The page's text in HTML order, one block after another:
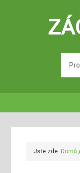
Jste zde: Domů